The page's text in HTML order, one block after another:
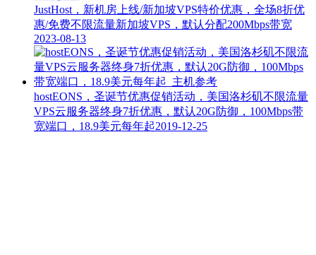
JustHost，新机房上线/新加坡VPS特价优惠，全场8折优
惠/免费不限流量新加坡VPS，默认分配200Mbps带宽
2023-08-13
hostEONS，圣诞节优惠促销活动，美国洛杉矶不限流量
VPS云服务器终身7折优惠，默认20G防御，100Mbps带
宽端口，18.9美元每年起2019-12-25